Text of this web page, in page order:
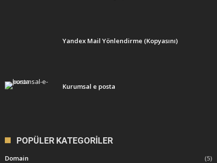
Yandex Mail Yönlendirme (Kopyasını)
Kurumsal e posta
POPÜLER KATEGORILER
Domain
(5)